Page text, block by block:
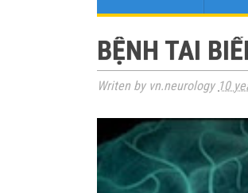
BỆNH TAI
Writen by vn.neurology 10